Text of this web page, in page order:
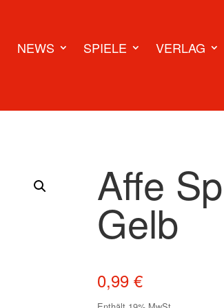
NEWS SPIELE VERLAG
Affe
Gelb
0,99€